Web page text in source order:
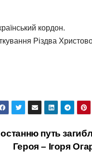
кордон.
Різдва
путь
Героя – Ігоря